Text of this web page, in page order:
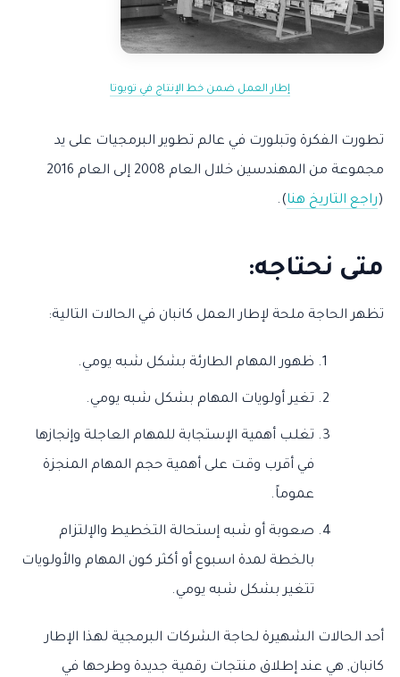
إطار العمل ضمن خط الإنتاج في تويوتا
تطورت الفكرة وتبلورت في عالم تطوير البرمجيات على يد
مجموعة من المهندسين خلال العام 2008 إلى العام 2016
(راجع التاريخ هنا).
متى نحتاجه:
تظهر الحاجة ملحة لإطار العمل كانبان في الحالات التالية:
ظهور المهام الطارئة بشكل شبه يومي.
تغير أولويات المهام بشكل شبه يومي.
تغلب أهمية الإستجابة للمهام العاجلة وإنجازها
في أقرب وقت على أهمية حجم المهام المنجزة
عموماً.
صعوبة أو شبه إستحالة التخطيط والإلتزام
بالخطة لمدة اسبوع أو أكثر كون المهام والأولويات
تتغير بشكل شبه يومي.
أحد الحالات الشهيرة لحاجة الشركات البرمجية لهذا الإطار
كانبان, هي عند إطلاق منتجات رقمية جديدة وطرحها في